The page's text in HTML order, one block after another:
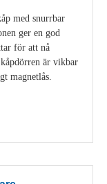
med snurrbar
ger en god
för att nå
är vikbar
magnetlås.